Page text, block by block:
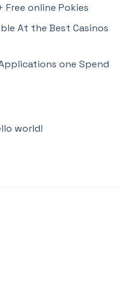
Free online Pokies
At the Best Casinos
one Spend
world!